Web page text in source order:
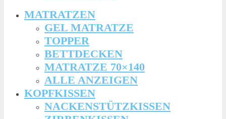
MATRATZEN
GEL MATRATZE
TOPPER
BETTDECKEN
MATRATZE 70×140
ALLE ANZEIGEN
KOPFKISSEN
NACKENSTÜTZKISSEN